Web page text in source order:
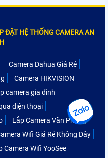
ĐẶT HỆ THỐNG CAMERA AN
Camera Dahua Giá Rẻ
Camera HIKVISION
camera gia đình
điện thoại
Lắp Camera Văn Phòng
Wifi Giá Rẻ Không Dây
Camera Wifi YooSee